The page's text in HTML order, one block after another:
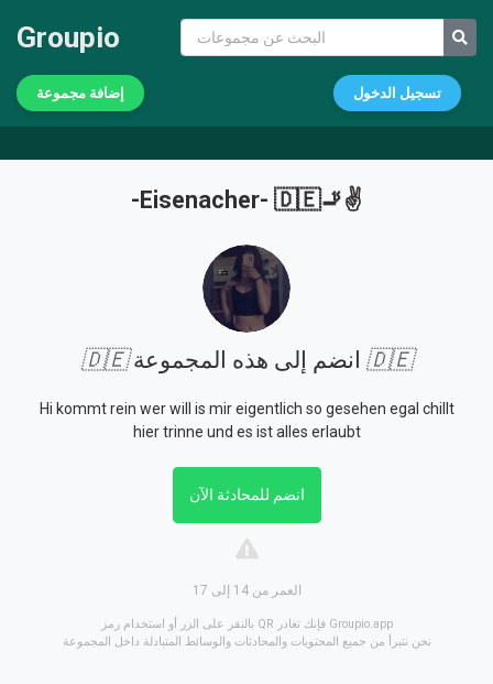
Groupio
إضافة مجموعة تسجيل الدخول
-Eisenacher- 🇩🇪🚬✌️
🇩🇪 🇩🇪
Hi kommt rein wer will is mir eigentlich so gesehen egal chillt
hier trinne und es ist alles erlaubt
انضم للمحادثة الآن
العمر من 14 إلى 17
بالنقر على الزر أو استخدام رمز QR فإنك تغادر Groupio.app
نحن نتبرأ من جميع المحتويات والمحادثات والوسائط المتبادلة داخل المجموعة